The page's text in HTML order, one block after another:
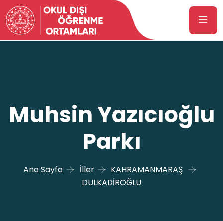
Muhsin Yazıcıoğlu
Parkı
Ana Sayfa İller
KAHRAMANMARAŞ
DULKADİROĞLU